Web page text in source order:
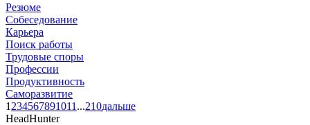
Резюме
Собеседование
Карьера
Поиск работы
Трудовые споры
Профессии
Продуктивность
Саморазвитие
1 234567891011 ...210дальше
HeadHunter